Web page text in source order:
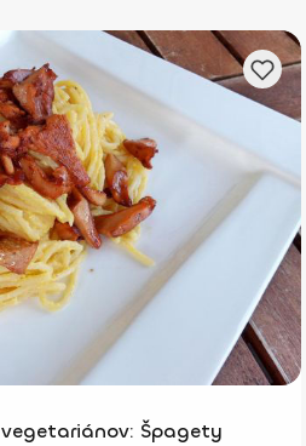
Špagety